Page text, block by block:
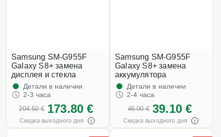
Samsung SM-G955F
Galaxy S8+ замена
дисплея и стекла
Детали в наличии
2-3 часа
204.50 € 173.80 €
Скидка выходного дня
Samsung SM-G955F
Galaxy S8+ замена
аккумулятора
Детали в наличии
2-4 часа
46.00 € 39.10 €
Скидка выходного дня